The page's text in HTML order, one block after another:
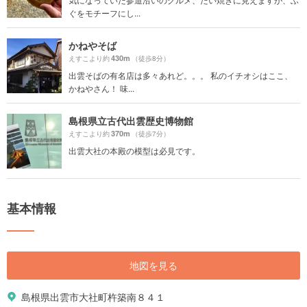
ぐをモチーフにし...
かねやそば
えすこより約430m （徒歩8分）
出雲そばの有名店は多々あれど。。。 私のイチオシはここ、
かねやさん！ 味...
島根県立古代出雲歴史博物館
えすこより約370m （徒歩7分）
出雲大社の本殿の模型は必見です。
基本情報
地図を見る
島根県出雲市大社町杵築南８４１